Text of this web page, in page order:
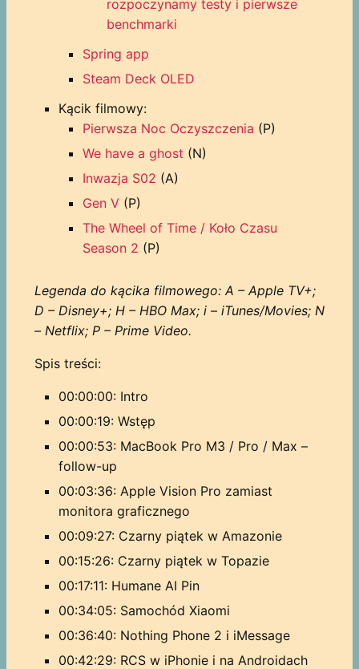
rozpoczynamy testy i pierwsze
benchmarki
Spring app
Steam Deck OLED
Kącik filmowy:
Pierwsza Noc Oczyszczenia (P)
We have a ghost (N)
Inwazja S02 (A)
Gen V(P)
The Wheel of Time / Koło Czasu
Season 2 (P)
Legenda do kącika filmowego: A – Apple TV+;
D – Disney+; H – HBO Max; i – iTunes/Movies; N
– Netflix; P – Prime Video.
Spis treści:
00:00:00: Intro
00:00:19: Wstęp
00:00:53: MacBook Pro M3 / Pro / Max –
follow-up
00:03:36: Apple Vision Pro zamiast
monitora graficznego
00:09:27: Czarny piątek w Amazonie
00:15:26: Czarny piątek w Topazie
00:17:11: Humane AI Pin
00:34:05: Samochód Xiaomi
00:36:40: Nothing Phone 2 i iMessage
00:42:29: RCS w iPhonie i na Androidach